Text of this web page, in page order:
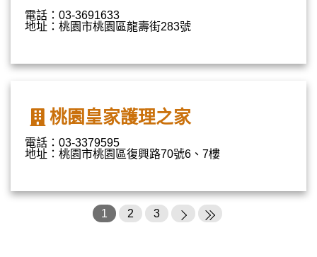
電話：03-3691633
地址：桃園市桃園區龍壽街283號
桃園皇家護理之家
電話：03-3379595
地址：桃園市桃園區復興路70號6、7樓
1 2 3